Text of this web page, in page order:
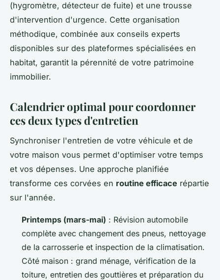
(hygromètre, détecteur de fuite) et une trousse
d'intervention d'urgence. Cette organisation
méthodique, combinée aux conseils experts
disponibles sur des plateformes spécialisées en
habitat, garantit la pérennité de votre patrimoine
immobilier.
Calendrier optimal pour coordonner
ces deux types d'entretien
Synchroniser l'entretien de votre véhicule et de
votre maison vous permet d'optimiser votre temps
et vos dépenses. Une approche planifiée
transforme ces corvées en routine efficace répartie
sur l'année.
Printemps (mars-mai) : Révision automobile
complète avec changement des pneus, nettoyage
de la carrosserie et inspection de la climatisation.
Côté maison : grand ménage, vérification de la
toiture, entretien des gouttières et préparation du